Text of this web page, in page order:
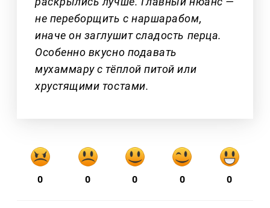
не переборщить с наршарабом,
иначе он заглушит сладость перца.
Особенно вкусно подавать
мухаммару с тёплой питой или
хрустящими тостами.
0 0 0 0 0